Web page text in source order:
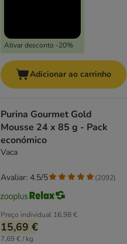
Ativar desconto -20%
Adicionar ao carrinho
Purina Gourmet Gold
Mousse 24 x 85 g - Pack
económico
Vaca
Preço individual 16,98 €
15,69 €
7,69 € / kg
Avaliar: 4.5/5 (2092)